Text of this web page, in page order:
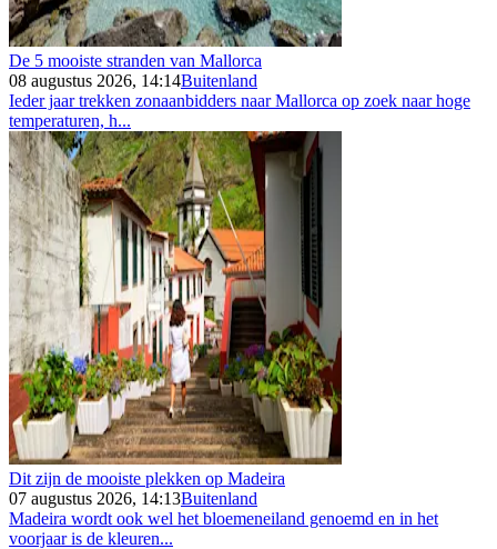
De 5 mooiste stranden van Mallorca
08 augustus 2026, 14:14Buitenland
Ieder jaar trekken zonaanbidders naar Mallorca op zoek naar hoge
temperaturen, h...
Dit zijn de mooiste plekken op Madeira
07 augustus 2026, 14:13Buitenland
Madeira wordt ook wel het bloemeneiland genoemd en in het
voorjaar is de kleuren...